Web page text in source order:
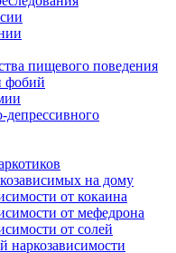
пищевого поведения
фобий
на дому
от кокаина
от мефедрона
от солей
наркозависимости